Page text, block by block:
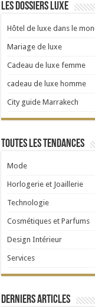
Les dossiers luxe
Hôtel de luxe dans le
Mariage de luxe
Cadeau de luxe femme
cadeau de luxe homme
City guide Marrakech
Toutes les tendances
Mode
Horlogerie et Joaillerie
Technologie
Cosmétiques et Parfums
Design Intérieur
Services
Derniers articles